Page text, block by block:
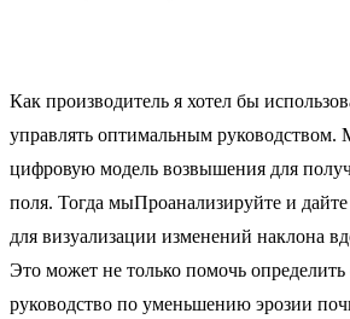
Как производитель я хотел бы
управлять оптимальным руководством.
цифровую модель возвышения для
поля. Тогда мыПроанализируйте и
для визуализации изменений наклона
Это может не только помочь
руководство по уменьшению эрозии